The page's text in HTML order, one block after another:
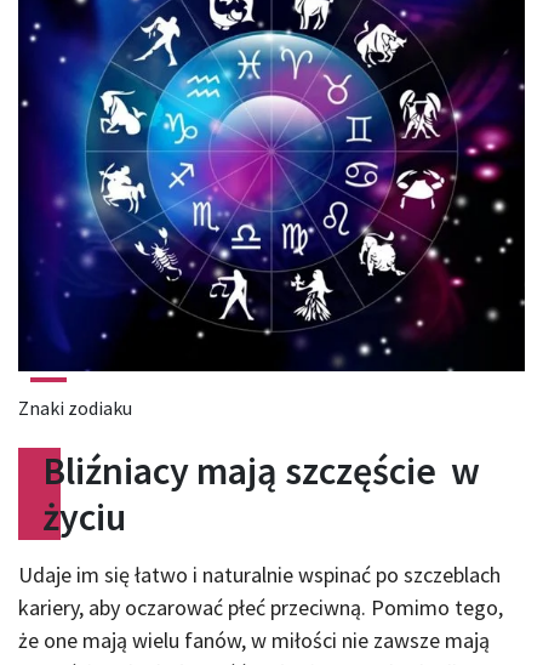
Znaki zodiaku
Bliźniacy mają szczęście w
życiu
Udaje im się łatwo i naturalnie wspinać po szczeblach
kariery, aby oczarować płeć przeciwną. Pomimo tego,
że one mają wielu fanów, w miłości nie zawsze mają